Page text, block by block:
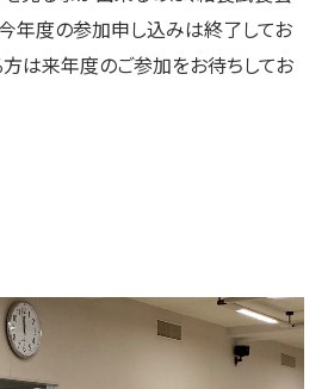
今年度の参加申し込みは終了してお
方は来年度のご参加をお待ちしてお